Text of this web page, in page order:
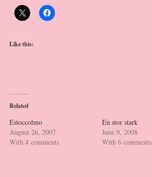
Like this:
Related
Estoccolmo
August 26, 2007
With 4 comments
En stor stark
June 9, 2008
With 6 comments